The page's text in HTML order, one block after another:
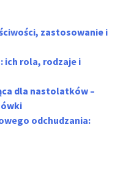
zastosowanie i
ich rola, rodzaje i
dla nastolatków –
odchudzania: